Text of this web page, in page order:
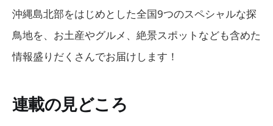
沖縄島北部をはじめとした全国9つのスペシャルな探
鳥地を、お土産やグルメ、絶景スポットなども含めた
情報盛りだくさんでお届けします！
連載の見どころ